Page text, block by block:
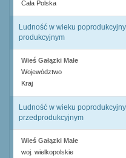
Cała Polska
Ludność w wieku
produkcyjnym
Wieś Gałązki Małe
Województwo
Kraj
Ludność w wieku
przedprodukcyjnym
Wieś Gałązki Małe
woj. wielkopolskie